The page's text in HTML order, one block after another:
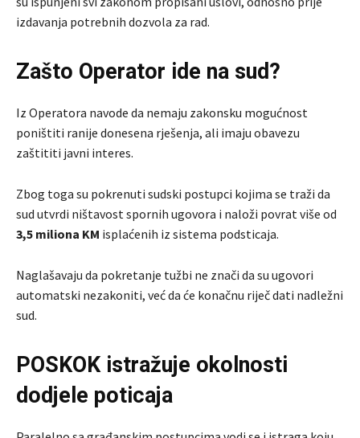
izdavanja potrebnih dozvola za rad.
Zašto Operator ide na sud?
Iz Operatora navode da nemaju zakonsku mogućnost
poništiti ranije donesena rješenja, ali imaju obavezu
zaštititi javni interes.
Zbog toga su pokrenuti sudski postupci kojima se traži da
sud utvrdi ništavost spornih ugovora i naloži povrat više od
3,5 miliona KM isplaćenih iz sistema podsticaja.
Naglašavaju da pokretanje tužbi ne znači da su ugovori
automatski nezakoniti, već da će konačnu riječ dati nadležni
sud.
POSKOK istražuje okolnosti
dodjele poticaja